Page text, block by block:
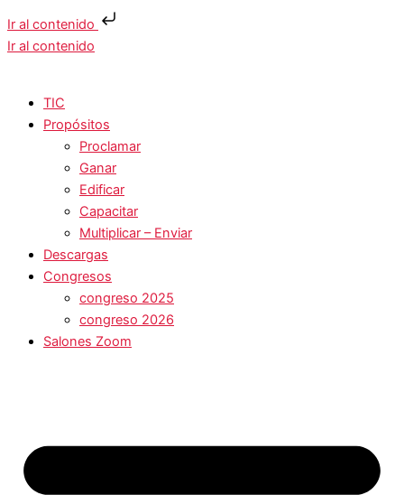
Ir al contenido
Ir al contenido
TIC
Propósitos
Proclamar
Ganar
Edificar
Capacitar
Multiplicar – Enviar
Descargas
Congresos
congreso 2025
congreso 2026
Salones Zoom